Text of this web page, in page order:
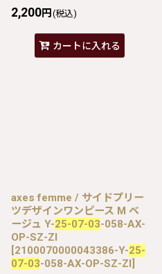
2,200円 (税込)
カートに入れる
axes femme / サイドプリー
ツデザインワンピース M ベ
ージュ Y-25-07-03-058-AX-
OP-SZ-ZI
[2100070000043386-Y-25-
07-03-058-AX-OP-SZ-ZI]